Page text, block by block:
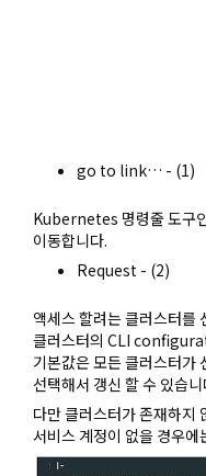
go to link… - (1)
Kubernetes 명령줄 도구
이동합니다.
Request - (2)
액세스 할려는 클러스터를
클러스터의 CLI
기본값은 모든 클러스터가
선택해서 갱신 할 수 있습니
다만 클러스터가 존재하지
서비스 계정이 없을 경우